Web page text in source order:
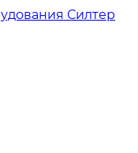
Силтер